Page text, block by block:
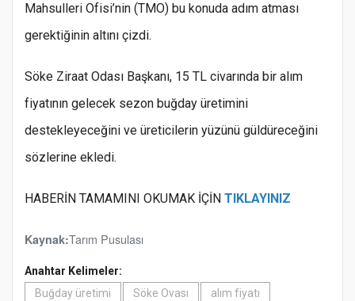
Mahsulleri Ofisi’nin (TMO) bu konuda adım atması
gerektiğinin altını çizdi.
Söke Ziraat Odası Başkanı, 15 TL civarında bir alım
fiyatının gelecek sezon buğday üretimini
destekleyeceğini ve üreticilerin yüzünü güldüreceğini
sözlerine ekledi.
HABERİN TAMAMINI OKUMAK İÇİN TIKLAYINIZ
Kaynak:Tarım Pusulası
Anahtar Kelimeler:
Buğday üretimi
Söke Ovası alım fiyatı